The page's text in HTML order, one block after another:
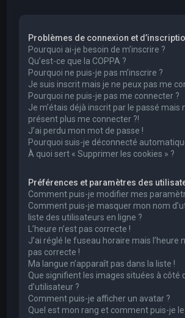
Problèmes de connexion et
Pourquoi ai-je besoin de m’inscrire ?
Qu’est-ce que la COPPA ?
Pourquoi ne puis-je pas m’inscrire ?
Je suis inscrit mais je ne peux pas me
Pourquoi ne puis-je pas me connecter ?
Je m’étais déjà inscrit par le passé mais
présent plus me connecter ?!
J’ai perdu mon mot de passe !
Pourquoi suis-je déconnecté
À quoi sert « Supprimer les cookies » ?
Préférences et paramètres des
Comment puis-je modifier mes
Comment puis-je masquer mon nom
liste des utilisateurs en ligne ?
L’heure n’est pas correcte !
J’ai réglé le fuseau horaire mais l’heure
pas correcte !
Ma langue n’apparaît pas dans la liste !
Que signifient les images situées à côté
d’utilisateur ?
Comment puis-je afficher un avatar ?
Quel est mon rang et comment puis-je